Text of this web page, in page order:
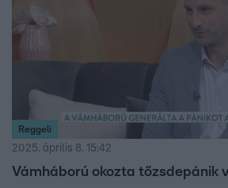
Reggeli
2025. április 8. 15:42
Vámháború okozta tőzsdepánik